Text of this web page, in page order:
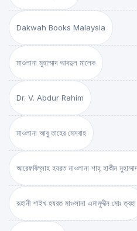
Dakwah Books Malaysia
মাওলানা মুহাম্মাদ আবদুল মালেক
Dr. V. Abdur Rahim
মাওলানা আবু তাহের মেসবাহ
আরেফবিল্লাহ হযরত মাওলানা শাহ্ হাকীম
রূহানী শাইখ হযরত মাওলানা এমামুদ্দীন মোঃ ত্বহা